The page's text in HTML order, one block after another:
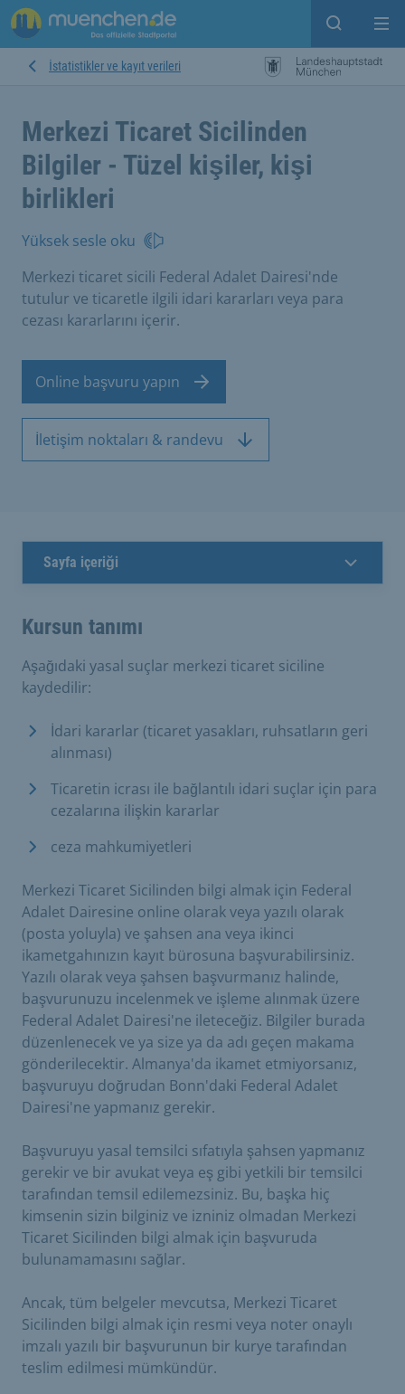
Open
İstatistikler ve kayıt verileri
Merkezi Ticaret Sicilinden
Bilgiler - Tüzel kişiler, kişi
birlikleri
Yüksek sesle oku
Merkezi ticaret sicili Federal Adalet Dairesi'nde
tutulur ve ticaretle ilgili idari kararları veya para
cezası kararlarını içerir.
Online başvuru yapın
İletişim noktaları & randevu
Sayfa içeriği
Kursun tanımı
Aşağıdaki yasal suçlar merkezi ticaret siciline
kaydedilir:
İdari kararlar (ticaret yasakları, ruhsatların geri
alınması)
Ticaretin icrası ile bağlantılı idari suçlar için para
cezalarına ilişkin kararlar
ceza mahkumiyetleri
Merkezi Ticaret Sicilinden bilgi almak için Federal
Adalet Dairesine online olarak veya yazılı olarak
(posta yoluyla) ve şahsen ana veya ikinci
ikametgahınızın kayıt bürosuna başvurabilirsiniz.
Yazılı olarak veya şahsen başvurmanız halinde,
başvurunuzu incelenmek ve işleme alınmak üzere
Federal Adalet Dairesi'ne ileteceğiz. Bilgiler burada
düzenlenecek ve ya size ya da adı geçen makama
gönderilecektir. Almanya'da ikamet etmiyorsanız,
başvuruyu doğrudan Bonn'daki Federal Adalet
Dairesi'ne yapmanız gerekir.
Başvuruyu yasal temsilci sıfatıyla şahsen yapmanız
gerekir ve bir avukat veya eş gibi yetkili bir temsilci
tarafından temsil edilemezsiniz. Bu, başka hiç
kimsenin sizin bilginiz ve izniniz olmadan Merkezi
Ticaret Sicilinden bilgi almak için başvuruda
bulunamamasını sağlar.
Ancak, tüm belgeler mevcutsa, Merkezi Ticaret
Sicilinden bilgi almak için resmi veya noter onaylı
imzalı yazılı bir başvurunun bir kurye tarafından
teslim edilmesi mümkündür.